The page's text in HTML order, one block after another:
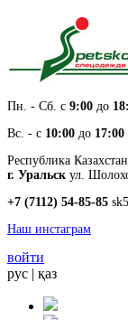
Пн. - Cб. с 9:00 до
Вс. - с 10:00 до 17:00
Республика Казахстан
г. Уральск ул.
+7 (7112) 54-85-85
Наш инстаграм
войти
рус | қаз